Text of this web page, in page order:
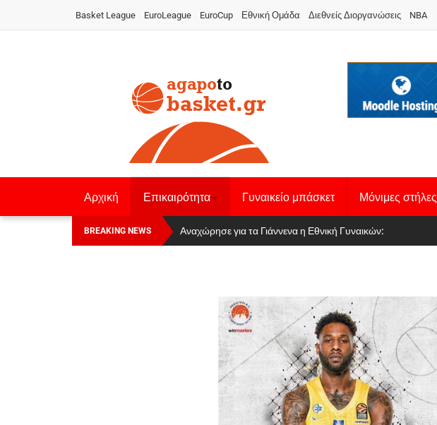
Basket League EuroLeague EuroCup Εθνική Ομάδα Διεθνείς Διοργανώσεις NBA
Αρχική Επικαιρότητα Γυναικείο μπάσκετ Μόνιμες στήλες
BREAKING NEWS Οι Πάνθηρες Καβάλας στην Women Basketball League 1
Αναχώρησε για τα Γιάννενα η Εθνική Γυναικών: